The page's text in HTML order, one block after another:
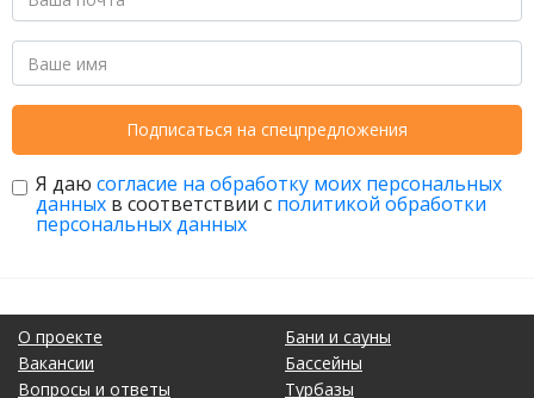
Подписаться на спецпредложения
Я даю согласие на обработку моих персональных
данных в соответствии с политикой обработки
персональных данных
О проекте
Вакансии
Вопросы и ответы
Бани и сауны
Бассейны
Турбазы